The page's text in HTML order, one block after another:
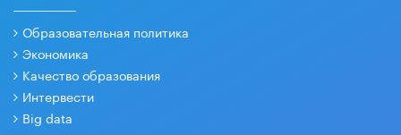
Образовательная политика
Экономика
Качество образования
Интервести
Big data